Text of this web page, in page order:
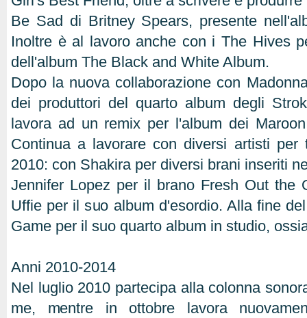
Be Sad di Britney Spears, presente
Inoltre è al lavoro anche con i The Hives
dell'album The Black and White Album.
Dopo la nuova collaborazione con
dei produttori del quarto album degli
lavora ad un remix per l'album dei
Continua a lavorare con diversi artisti per
2010: con Shakira per diversi brani inseriti
Jennifer Lopez per il brano Fresh Out the
Uffie per il suo album d'esordio. Alla fine
Game per il suo quarto album in studio,
Anni 2010-2014
Nel luglio 2010 partecipa alla colonna
me, mentre in ottobre lavora